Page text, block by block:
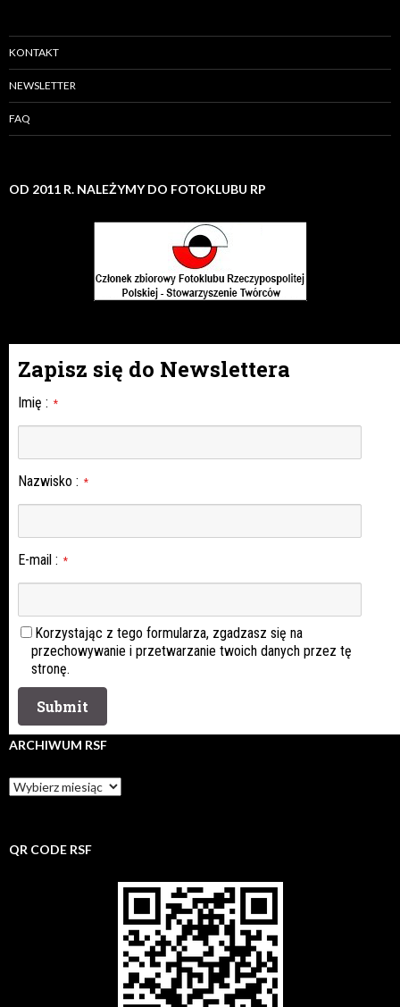
KONTAKT
NEWSLETTER
FAQ
OD 2011 R. NALEŻYMY DO FOTOKLUBU RP
Zapisz się do Newslettera
Imię : *
Nazwisko : *
E-mail : *
Korzystając z tego formularza, zgadzasz się na
przechowywanie i przetwarzanie twoich danych przez tę
stronę.
ARCHIWUM RSF
Archiwum
rsf
QR CODE RSF